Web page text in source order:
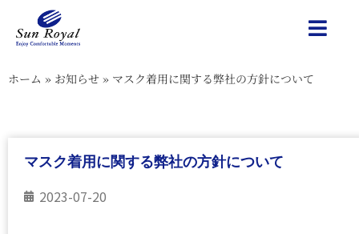
ホーム » お知らせ » マスク着用に関する弊社の方針について
マスク着用に関する弊社の方針について
2023-07-20